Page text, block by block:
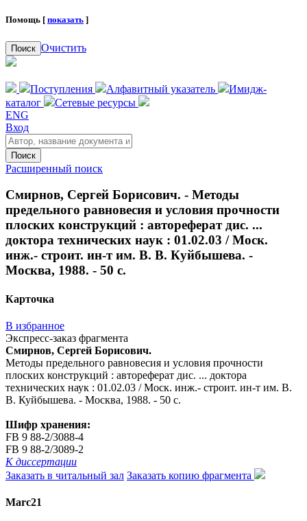
Помощь [ показать ]
Поиск Очистить
Поступления Алфавитный указатель
Имидж-
каталог
Сетевые ресурсы
ENG
Вход
Поиск
Расширенный поиск
Смирнов, Сергей Борисович. - Методы
предельного равновесия и условия прочности
плоских конструкций : автореферат дис. ...
доктора технических наук : 01.02.03 / Моск.
инж.- строит. ин-т им. В. В. Куйбышева. -
Москва, 1988. - 50 с.
Карточка
В избранное
Экспресс-заказ фрагмента
Смирнов, Сергей Борисович.
Методы предельного равновесия и условия прочности
плоских конструкций : автореферат дис. ... доктора
технических наук : 01.02.03 / Моск. инж.- строит. ин-т им. В.
В. Куйбышева. - Москва, 1988. - 50 с.
Шифр хранения:
FB 9 88-2/3088-4
FB 9 88-2/3089-2
К диссертации
Заказать в читальный зал Заказать копию фрагмента
Marc21